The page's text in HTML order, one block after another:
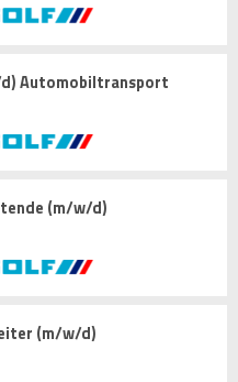
Automobiltransport
(m/w/d)
(m/w/d)